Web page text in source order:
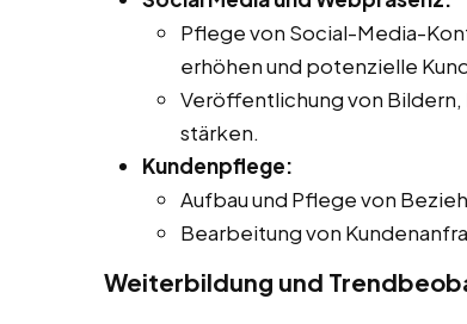
Pflege von Social-Media-
erhöhen und potenzielle
Veröffentlichung von
stärken.
Kundenpflege:
Aufbau und Pflege von
Bearbeitung von
Weiterbildung und